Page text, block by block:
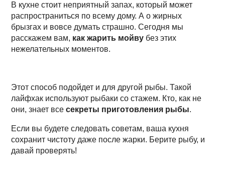
В кухне стоит неприятный запах, который может
распространиться по всему дому. А о жирных
брызгах и вовсе думать страшно. Сегодня мы
расскажем вам, как жарить мойву без этих
нежелательных моментов.
Этот способ подойдет и для другой рыбы. Такой
лайфхак используют рыбаки со стажем. Кто, как не
они, знает всесекреты приготовления рыбы.
Если вы будете следовать советам, ваша кухня
сохранит чистоту даже после жарки. Берите рыбу, и
давай проверять!